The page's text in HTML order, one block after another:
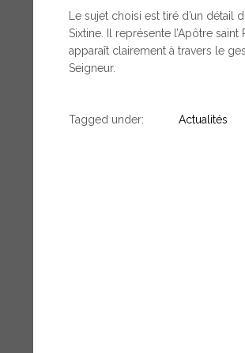
Le sujet choisi est tiré d’un détail
Sixtine. Il représente l’Apôtre
apparaît clairement à travers le
Seigneur.
Tagged under: Actualités